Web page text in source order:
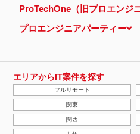
ProTechOne（旧プロエンジ
プロエンジニアパーティー
エリアからIT案件を探す
フルリモート
関東
関西